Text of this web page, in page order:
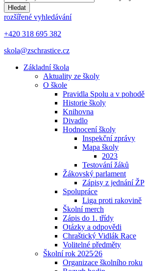
Hledat
rozšířené vyhledávání
+420 318 695 382
skola@zschrastice.cz
Základní škola
Aktuality ze školy
O škole
Pravidla Spolu a v pohodě
Historie školy
Knihovna
Divadlo
Hodnocení školy
Inspekční zprávy
Mapa školy
2023
Testování žáků
Žákovský parlament
Zápisy z jednání ŽP
Spolupráce
Liga proti rakovině
Školní merch
Zápis do 1. třídy
Otázky a odpovědi
Chraštický Vidlák Race
Volitelné předměty
Školní rok 2025⁄26
Organizace školního roku